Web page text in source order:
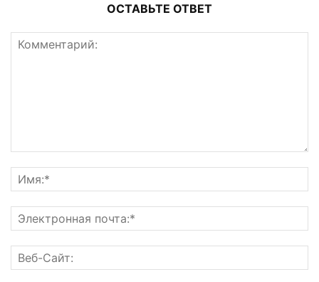
ОСТАВЬТЕ ОТВЕТ